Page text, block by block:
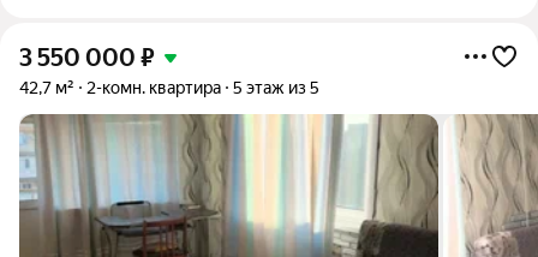
3 550 000 ₽
42,7 м² 2-комн. квартира 5 этаж из 5